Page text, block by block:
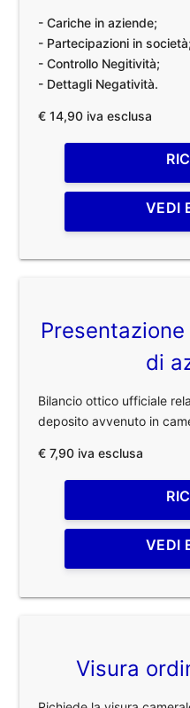
- Cariche in aziende;
- Partecipazioni in società;
- Controllo Negitività;
- Dettagli Negatività.
€ 14,90 iva esclusa
VEDI
di
Bilancio ottico ufficiale
deposito avvenuto in
€ 7,90 iva esclusa
VEDI
Visura